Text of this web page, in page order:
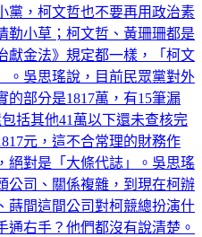
黨，柯文哲也不要再用政治素
勒小草；柯文哲、黃珊珊都是
獻金法》規定都一樣，「柯文
。吳思瑤說，目前民眾黨對外
的部分是1817萬，有15筆漏
括其他41萬以下還未查核完
元，這不合常理的財務作
絕對是「大條代誌」。吳思瑤
公司、關係複雜，到現在柯辦
蒔間這間公司對柯競總扮演什
通右手？他們都沒有說清楚。